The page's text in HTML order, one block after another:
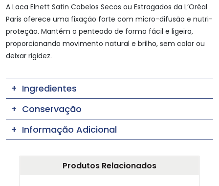
A Laca Elnett Satin Cabelos Secos ou Estragados da L’Oréal
Paris oferece uma fixação forte com micro-difusão e nutri-
proteção. Mantém o penteado de forma fácil e ligeira,
proporcionando movimento natural e brilho, sem colar ou
deixar rigidez.
Ingredientes
Conservação
Informação Adicional
Produtos Relacionados